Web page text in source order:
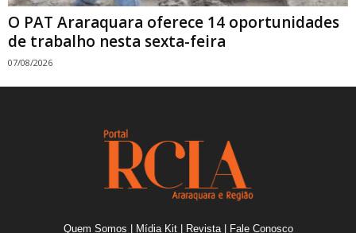
O PAT Araraquara oferece 14 oportunidades
de trabalho nesta sexta-feira
07/08/2026
Quem Somos Mídia Kit| Revista| Fale Conosco